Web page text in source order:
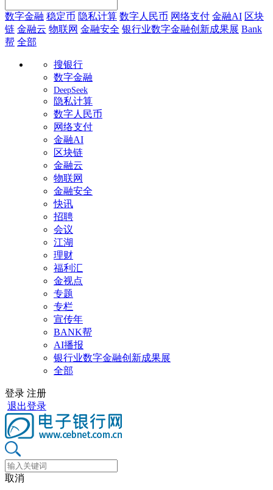
数字金融 稳定币 隐私计算 数字人民币 网络支付 金融AI 区块
链 金融云 物联网 金融安全 银行业数字金融创新成果展 Bank
帮 全部
搜银行
数字金融
DeepSeek
隐私计算
数字人民币
网络支付
金融AI
区块链
金融云
物联网
金融安全
快讯
招聘
会议
江湖
理财
福利汇
金视点
专题
专栏
宣传年
BANK帮
AI播报
银行业数字金融创新成果展
全部
登录 注册
退出登录
取消